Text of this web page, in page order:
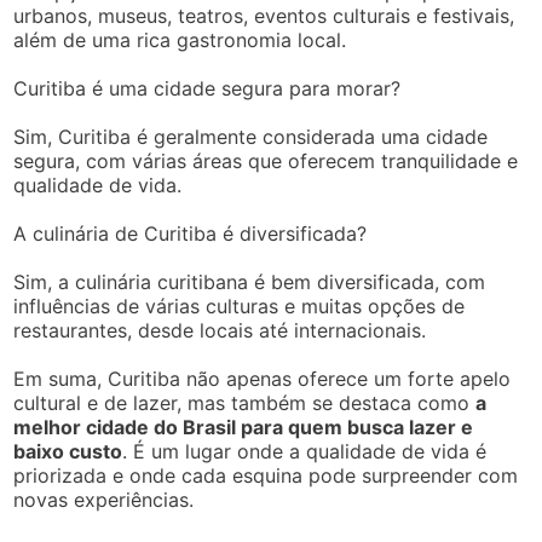
urbanos, museus, teatros, eventos culturais e festivais,
além de uma rica gastronomia local.
Curitiba é uma cidade segura para morar?
Sim, Curitiba é geralmente considerada uma cidade
segura, com várias áreas que oferecem tranquilidade e
qualidade de vida.
A culinária de Curitiba é diversificada?
Sim, a culinária curitibana é bem diversificada, com
influências de várias culturas e muitas opções de
restaurantes, desde locais até internacionais.
Em suma, Curitiba não apenas oferece um forte apelo
cultural e de lazer, mas também se destaca comoa
melhor cidade do Brasil para quem busca lazer e
baixo custo. É um lugar onde a qualidade de vida é
priorizada e onde cada esquina pode surpreender com
novas experiências.